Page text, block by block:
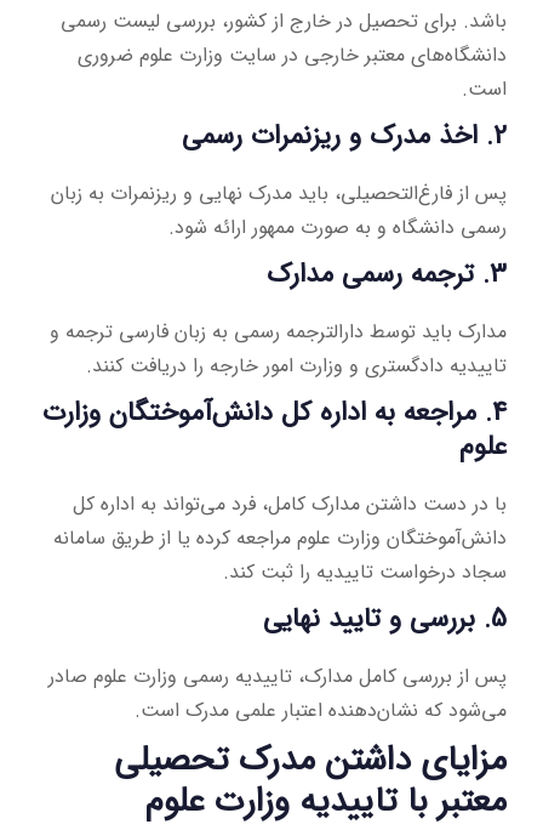
باشد. برای تحصیل در خارج از کشور، بررسی لیست رسمی
دانشگاه‌های معتبر خارجی در سایت وزارت علوم ضروری
است.
2. اخذ مدرک و ریزنمرات رسمی
پس از فارغ‌التحصیلی، باید مدرک نهایی و ریزنمرات به زبان
رسمی دانشگاه و به صورت ممهور ارائه شود.
3. ترجمه رسمی مدارک
مدارک باید توسط دارالترجمه رسمی به زبان فارسی ترجمه و
تاییدیه دادگستری و وزارت امور خارجه را دریافت کنند.
4. مراجعه به اداره کل دانش‌آموختگان وزارت
علوم
با در دست داشتن مدارک کامل، فرد می‌تواند به اداره کل
دانش‌آموختگان وزارت علوم مراجعه کرده یا از طریق سامانه
سجاد درخواست تاییدیه را ثبت کند.
5. بررسی و تایید نهایی
پس از بررسی کامل مدارک، تاییدیه رسمی وزارت علوم صادر
می‌شود که نشان‌دهنده اعتبار علمی مدرک است.
مزایای داشتن مدرک تحصیلی
معتبر با تاییدیه وزارت علوم